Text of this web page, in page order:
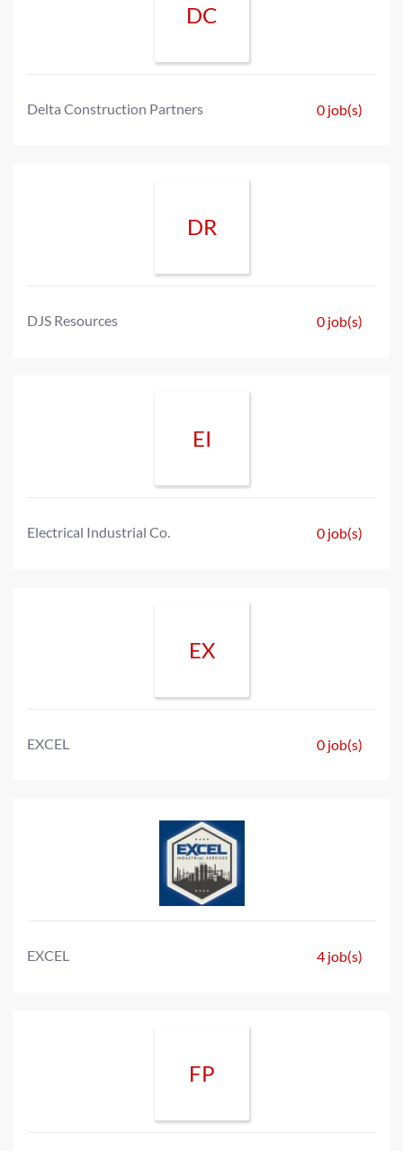
DC
Delta Construction Partners 0 job(s)
DR
DJS Resources 0 job(s)
EI
Electrical Industrial Co. 0 job(s)
EX
EXCEL 0 job(s)
EXCEL 4 job(s)
FP